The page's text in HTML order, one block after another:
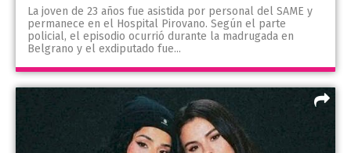
La joven de 23 años fue asistida por personal del SAME y
permanece en el Hospital Pirovano. Según el parte
policial, el episodio ocurrió durante la madrugada en
Belgrano y el exdiputado fue...